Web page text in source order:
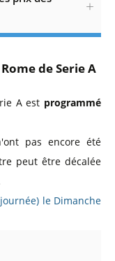
de Serie A
A est programmé
pas encore été
peut être décalée
le Dimanche